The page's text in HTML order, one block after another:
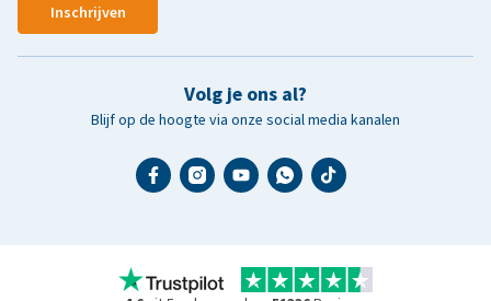
Inschrijven
Volg je ons al?
Blijf op de hoogte via onze social media kanalen